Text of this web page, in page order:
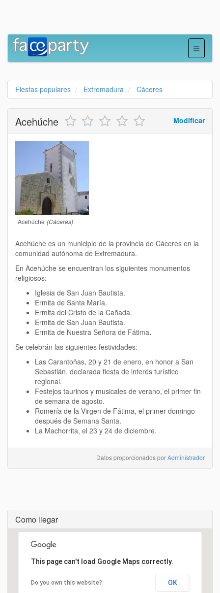
Fiestas populares Extremadura Cáceres
Modificar
Acehúche
Acehúche (Cáceres)
Acehúche es un municipio de la provincia de Cáceres en la
comunidad autónoma de Extremadura.
En Acehúche se encuentran los siguientes monumentos
religiosos:
Iglesia de San Juan Bautista.
Ermita de Santa María.
Ermita del Cristo de la Cañada.
Ermita de San Juan Bautista.
Ermita de Nuestra Señora de Fátima.
Se celebrán las siguientes festividades:
Las Carantoñas, 20 y 21 de enero, en honor a San
Sebastián, declarada fiesta de interés turístico
regional.
Festejos taurinos y musicales de verano, el primer fin
de semana de agosto.
Romería de la Virgen de Fátima, el primer domingo
después de Semana Santa.
La Machorrita, el 23 y 24 de diciembre.
Datos proporcionados porAdministrador
Como llegar
Cargando...
This page can't load Google Maps correctly.
Do you own this website? OK